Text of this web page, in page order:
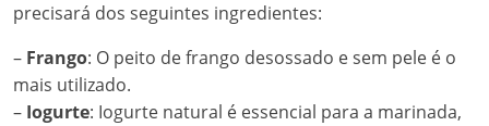
precisará dos seguintes ingredientes:
– Frango: O peito de frango desossado e sem pele é o
mais utilizado.
– Iogurte: Iogurte natural é essencial para a marinada,